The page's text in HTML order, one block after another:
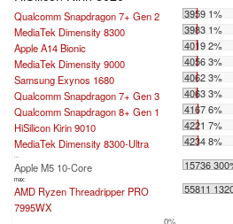
Qualcomm Snapdragon 7+ Gen 2
3959 1%
MediaTek Dimensity 8300
3983 1%
Apple A14 Bionic
4019 2%
MediaTek Dimensity 9000
4056 3%
Samsung Exynos 1680
4062 3%
Qualcomm Snapdragon 7+ Gen 3
4063 3%
Qualcomm Snapdragon 8+ Gen 1
4167 6%
HiSilicon Kirin 9010
4221 7%
MediaTek Dimensity 8300-Ultra
4234 8%
...
Apple M5 10-Core 15736
max:
AMD Ryzen Threadripper PRO
7995WX
55811
0%